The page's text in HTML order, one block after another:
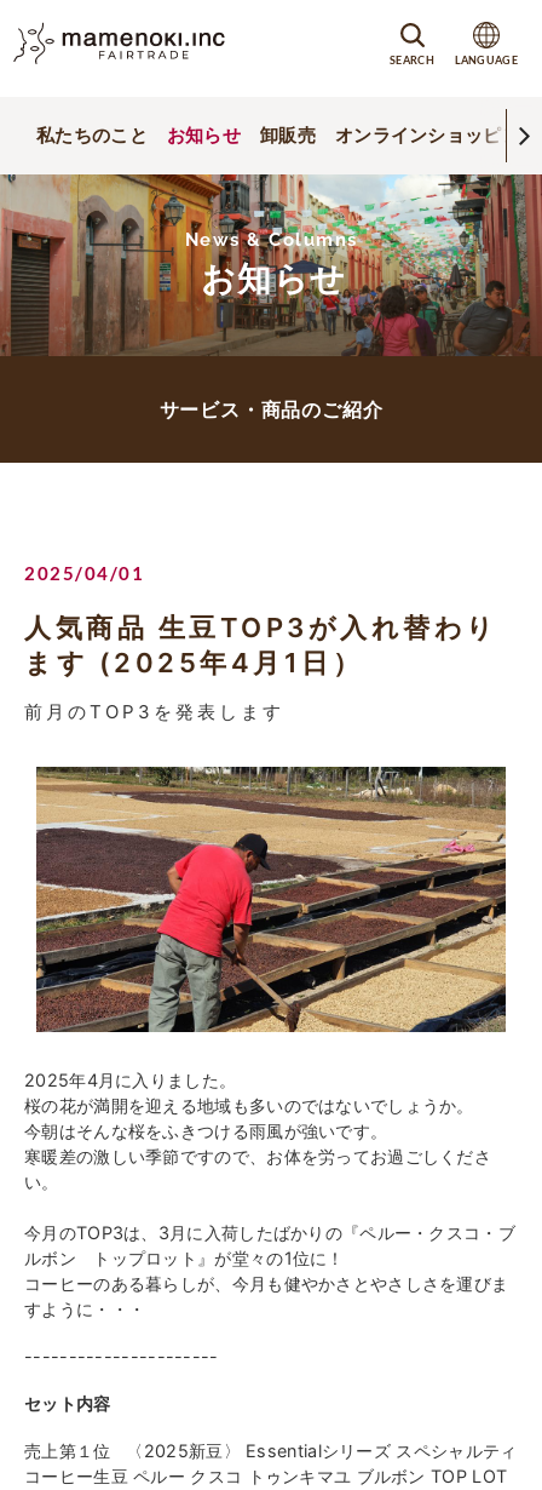
SEARCH LANGUAGE
私たちのこと お知らせ 卸販売 オンラインショッピング
News & Columns
お知らせ
サービス・商品のご紹介
2025/04/01
人気商品 生豆TOP3が入れ替わり
ます (2025年4月1日）
前月のTOP3を発表します
2025年4月に入りました。
桜の花が満開を迎える地域も多いのではないでしょうか。
今朝はそんな桜をふきつける雨風が強いです。
寒暖差の激しい季節ですので、お体を労ってお過ごしくださ
い。
今月のTOP3は、3月に入荷したばかりの『ペルー・クスコ・ブ
ルボン トップロット』が堂々の1位に！
コーヒーのある暮らしが、今月も健やかさとやさしさを運びま
すように・・・
----------------------
セット内容
売上第１位
〈2025新豆〉 Essentialシリーズ スペシャルティ
コーヒー生豆 ペルー クスコ トゥンキマユ ブルボン TOP LOT